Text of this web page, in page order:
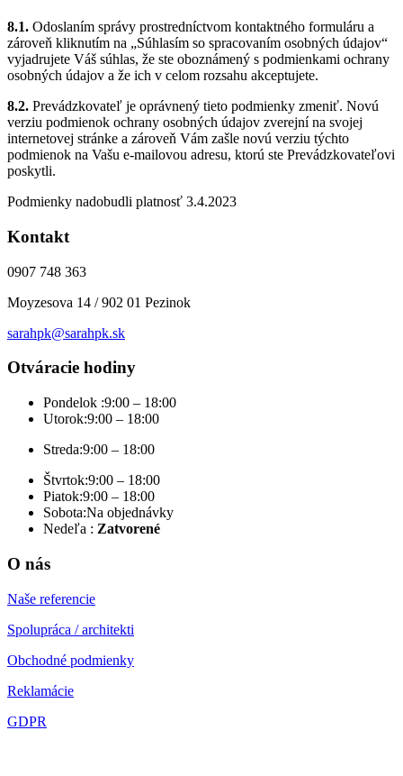
8.1. Odoslaním správy prostredníctvom kontaktného formuláru a
zároveň kliknutím na „Súhlasím so spracovaním osobných údajov“
vyjadrujete Váš súhlas, že ste oboznámený s podmienkami ochrany
osobných údajov a že ich v celom rozsahu akceptujete.
8.2. Prevádzkovateľ je oprávnený tieto podmienky zmeniť. Novú
verziu podmienok ochrany osobných údajov zverejní na svojej
internetovej stránke a zároveň Vám zašle novú verziu týchto
podmienok na Vašu e-mailovou adresu, ktorú ste Prevádzkovateľovi
poskytli.
Podmienky nadobudli platnosť 3.4.2023
Kontakt
0907 748 363
Moyzesova 14 / 902 01 Pezinok
sarahpk@sarahpk.sk
Otváracie hodiny
Pondelok :9:00 – 18:00
Utorok:9:00 – 18:00
Streda:9:00 – 18:00
Štvrtok:9:00 – 18:00
Piatok:9:00 – 18:00
Sobota:Na objednávky
Nedeľa : Zatvorené
O nás
Naše referencie
Spolupráca / architekti
Obchodné podmienky
Reklamácie
GDPR